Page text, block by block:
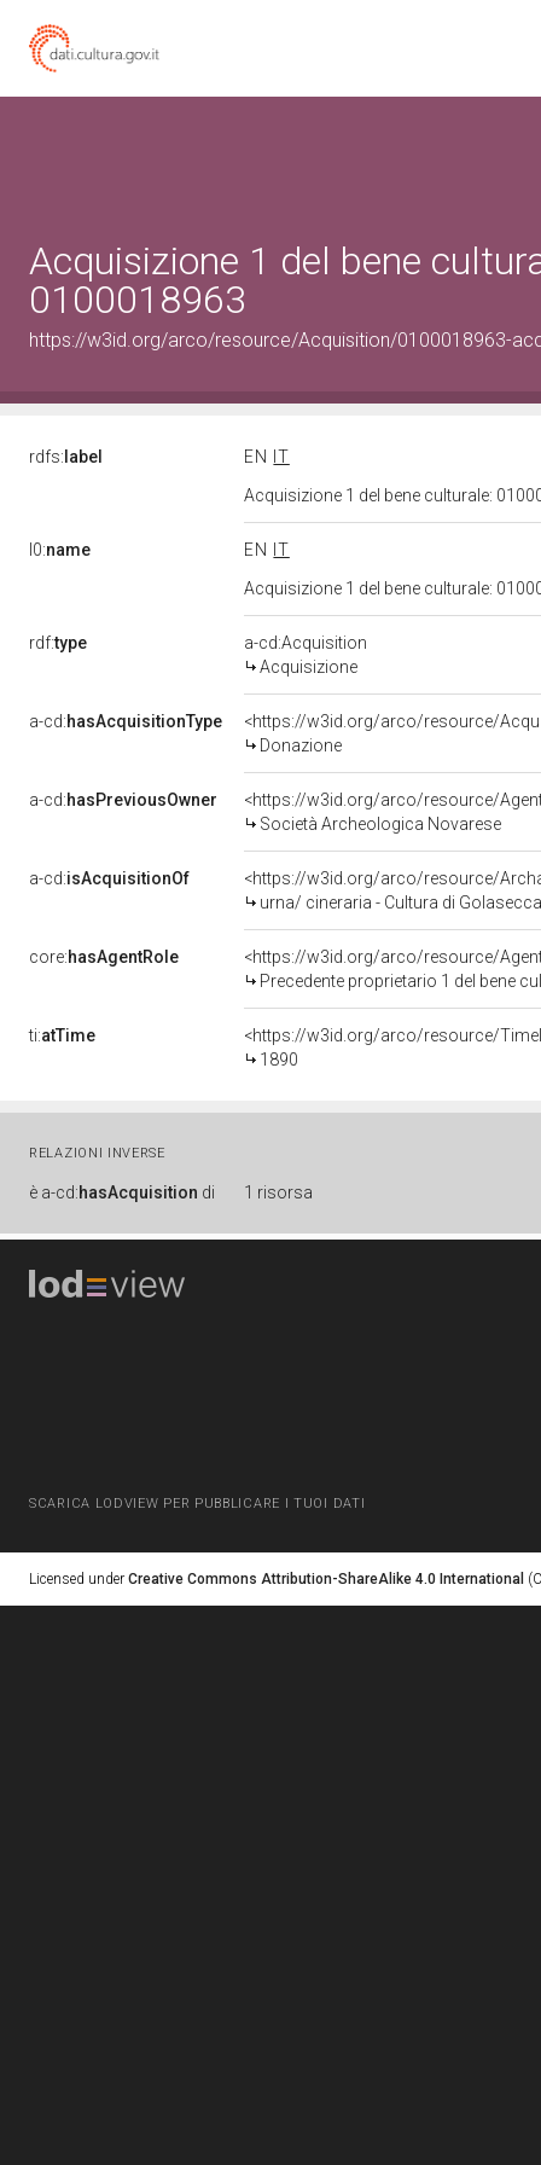
Acquisizione 1 del bene
0100018963
https://w3id.org/arco/resource/Acquisition/0100018963-
rdfs: label EN
IT
Acquisizione 1 del bene culturale:
l0:name EN
IT
Acquisizione 1 del bene culturale:
rdf:type
a-cd:Acquisition
Acquisizione
a-cd:hasAcquisitionType
<https://w3id.org/arco/resource/
Donazione
a-cd:hasPreviousOwner
<https://w3id.org/arco/resource/
Società Archeologica Novarese
a-cd:isAcquisitionOf
<https://w3id.org/arco/resource/
urna/ cineraria - Cultura di
core:hasAgentRole
<https://w3id.org/arco/resource/
Precedente proprietario 1 del bene
ti:atTime
<https://w3id.org/arco/resource/
1890
RELAZIONI INVERSE
è a-cd:hasAcquisition di 1 risorsa
SCARICA LODVIEW PER PUBBLICARE I TUOI DATI
Licensed under Creative Commons Attribution-ShareAlike 4.0 International